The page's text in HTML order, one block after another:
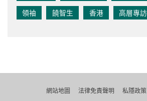
領袖
饒智生 香港 高層專訪
網站地圖 法律免責聲明 私隱政策